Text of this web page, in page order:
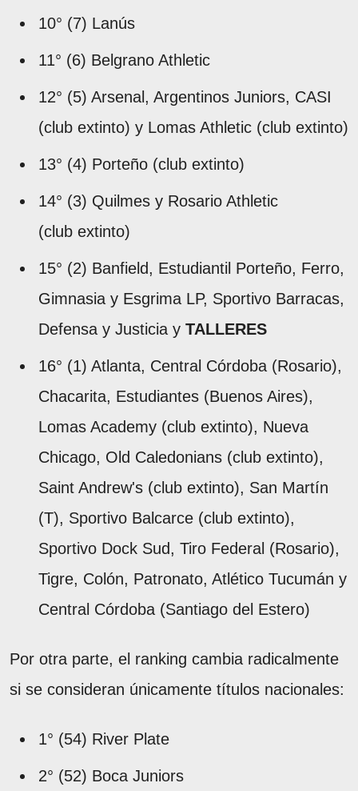
10° (7) Lanús
11° (6) Belgrano Athletic
12° (5) Arsenal, Argentinos Juniors, CASI
(club extinto) y Lomas Athletic (club extinto)
13° (4) Porteño (club extinto)
14° (3) Quilmes y Rosario Athletic
(club extinto)
15° (2) Banfield, Estudiantil Porteño, Ferro,
Gimnasia y Esgrima LP, Sportivo Barracas,
Defensa y Justicia y TALLERES
16° (1) Atlanta, Central Córdoba (Rosario),
Chacarita, Estudiantes (Buenos Aires),
Lomas Academy (club extinto), Nueva
Chicago, Old Caledonians (club extinto),
Saint Andrew's (club extinto), San Martín
(T), Sportivo Balcarce (club extinto),
Sportivo Dock Sud, Tiro Federal (Rosario),
Tigre, Colón, Patronato, Atlético Tucumán y
Central Córdoba (Santiago del Estero)
Por otra parte, el ranking cambia radicalmente
si se consideran únicamente títulos nacionales:
1° (54) River Plate
2° (52) Boca Juniors